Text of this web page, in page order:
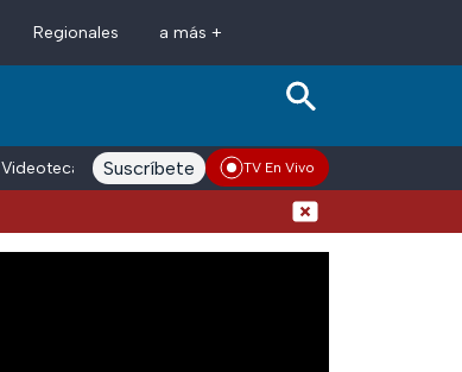
Regionales a más +
Videoteca Conductores Voces adn Noticias
Suscríbete TV En Vivo